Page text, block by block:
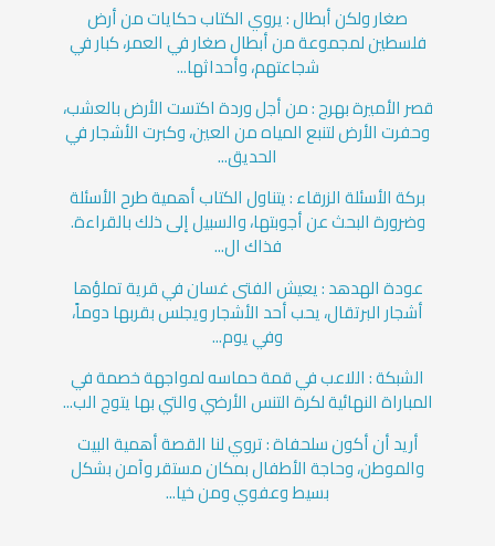
صغار ولكن أبطال : يروي الكتاب حكايات من أرض
فلسطين لمجموعة من أبطال صغار في العمر، كبار في
شجاعتهم، وأحداثها...
قصر الأميرة بهرج : من أجل وردة اكتست الأرض بالعشب،
وحفرت الأرض لتنبع المياه من العين، وكبرت الأشجار في
الحديق...
بركة الأسئلة الزرقاء : يتناول الكتاب أهمية طرح الأسئلة
وضرورة البحث عن أجوبتها، والسبيل إلى ذلك بالقراءة.
فذاك ال...
عودة الهدهد : يعيش الفتى غسان في قرية تملؤها
أشجار البرتقال، يحب أحد الأشجار ويجلس بقربها دوماً،
وفي يوم...
الشبكة : اللاعب في قمة حماسه لمواجهة خصمة في
المباراة النهائية لكرة التنس الأرضي والتي بها يتوج الب...
أريد أن أكون سلحفاة : تروي لنا القصة أهمية البيت
والموطن، وحاجة الأطفال بمكان مستقر وآمن بشكل
بسيط وعفوي ومن خيا...